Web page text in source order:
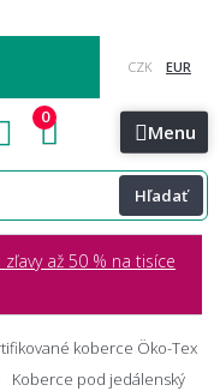
Menu
Hľadať
0
zľavy až 50 % na tisíce
koberce Öko-Tex
Koberce pod jedálenský